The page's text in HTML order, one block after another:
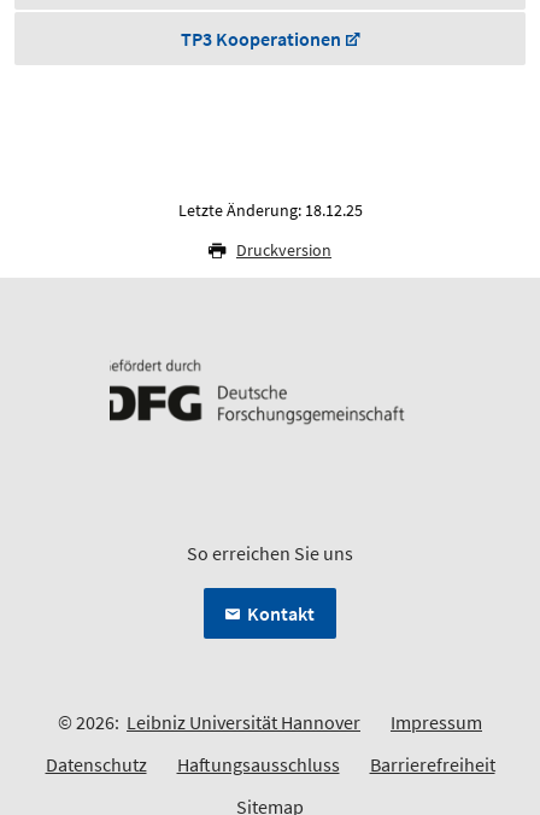
TP3 Kooperationen
Letzte Änderung: 18.12.25
Druckversion
So erreichen Sie uns
Kontakt
© 2026: Leibniz Universität Hannover
Impressum
Datenschutz
Haftungsausschluss
Barrierefreiheit
Sitemap